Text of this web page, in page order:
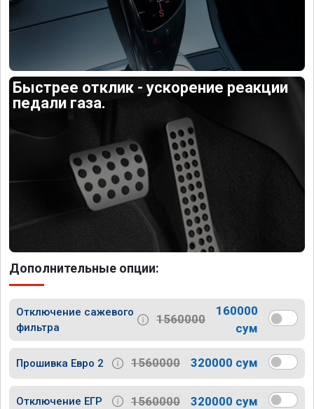
Быстрее отклик - ускорение реакции
педали газа.
Дополнительные опции:
Отключение сажевого
фильтра
1560000
160000
сум
Прошивка Евро 2 1560000 320000 сум
Отключение ЕГР 1560000 320000 сум